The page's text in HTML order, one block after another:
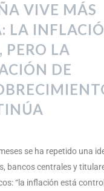
VIVE MÁS
LA
PERO LA
DE
se ha repetido una
bancos centrales y
“la inflación está